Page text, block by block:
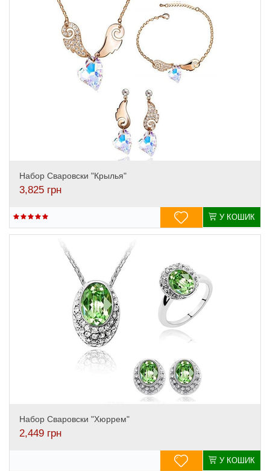
Набор Сваровски "Крылья"
3,825 грн
У КОШИК
Набор Сваровски "Хюррем"
2,449 грн
У КОШИК